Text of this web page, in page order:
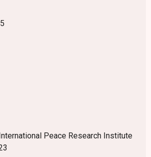
Peace Research Institute